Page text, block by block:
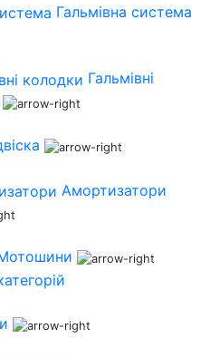
Гальмівна система
Гальмівні
Амортизатори